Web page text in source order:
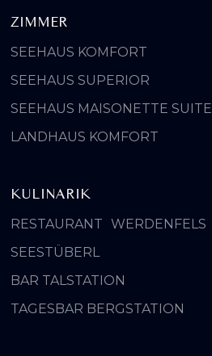
ZIMMER
SEEHAUS KOMFORT
SEEHAUS SUPERIOR
SEEHAUS MAISONETTE SUITE
LANDHAUS KOMFORT
KULINARIK
RESTAURANT WERDENFELS
SEESTÜBERL
BAR TALSTATION
TAGESBAR BERGSTATION